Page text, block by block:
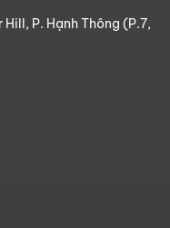
P. Hạnh Thông (P.7,